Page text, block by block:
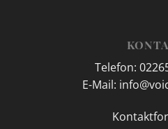
Telefon:
E-Mail: